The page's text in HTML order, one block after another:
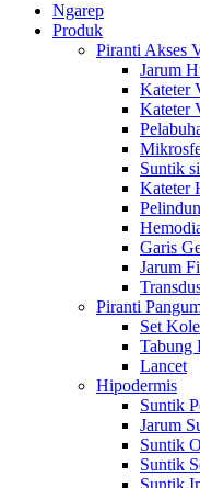
Ngarep
Produk
Piranti Akses
Jarum
Kateter
Kateter
Suntik
Kateter
Garis
Jarum
Piranti
Set
Tabung
Lancet
Hipodermis
Suntik
Jarum
Suntik
Suntik
Suntik